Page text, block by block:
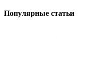
Популярные статьи